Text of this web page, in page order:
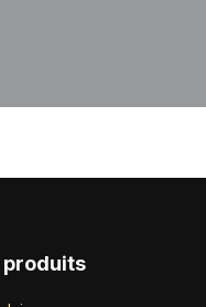
produits